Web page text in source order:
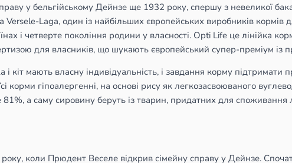
у бельгійському Дейнзе ще 1932 року, спершу з невеликої
Laga, один із найбільших європейських виробників кормів
і четверте покоління родини у власності. Opti Life це лінійка
для власників, що шукають європейський супер-преміум із
кіт мають власну індивідуальність, і завдання корму підтримати
корми гіпоалергенні, на основі рису як легкозасвоюваного
81%, а саму сировину беруть із тварин, придатних для
року, коли Прюдент Веселе відкрив сімейну справу у Дейнзе.